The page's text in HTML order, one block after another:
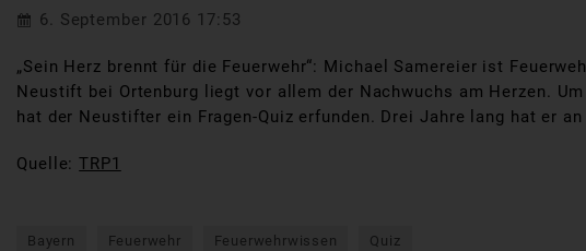
6. September 2016 17:53
„Sein Herz brennt für die Feuerwehr“: Michael Samereier ist
Neustift bei Ortenburg liegt vor allem der Nachwuchs am Herzen.
hat der Neustifter ein Fragen-Quiz erfunden. Drei Jahre lang hat er
Quelle:TRP1
Bayern Feuerwehr Feuerwehrwissen Quiz